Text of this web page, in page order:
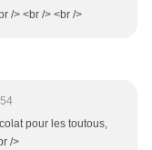
/> <br /> <br />
pour les toutous,
/>